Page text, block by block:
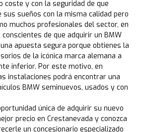
coste y con la seguridad de que
sus sueños con la misma calidad pero
muchos profesionales del sector, en
de que adquirir un BMW
apuesta segura porque obtienes la
de la icónica marca alemana a
inferior. Por este motivo, en
instalaciones podrá encontrar una
BMW seminuevos, usados y con
única de adquirir su nuevo
precio en Crestanevada y conozca
un concesionario especializado